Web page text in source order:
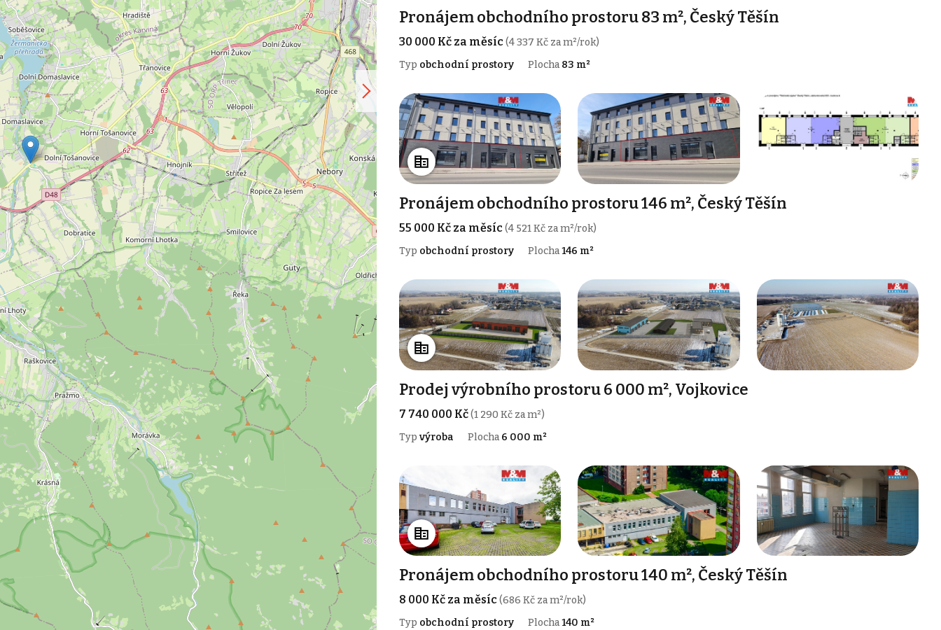
Pronájem obchodního prostoru 83 m², Český Těšín
30 000 Kč za měsíc(4 337 Kč za m²/rok)
Typ obchodní prostory Plocha 83 m²
Pronájem obchodního prostoru 146 m², Český Těšín
55 000 Kč za měsíc(4 521 Kč za m²/rok)
Typ obchodní prostory Plocha146 m²
Prodej výrobního prostoru 6 000 m², Vojkovice
7 740 000 Kč(1 290 Kč za m²)
Typ výroba Plocha 6 000 m²
Pronájem obchodního prostoru 140 m², Český Těšín
8 000 Kč za měsíc(686 Kč za m²/rok)
Typ obchodní prostory Plocha140 m²